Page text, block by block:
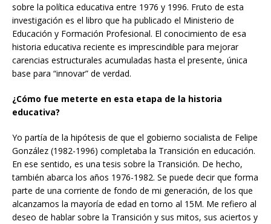
sobre la política educativa entre 1976 y 1996. Fruto de esta
investigación es el libro que ha publicado el Ministerio de
Educación y Formación Profesional. El conocimiento de esa
historia educativa reciente es imprescindible para mejorar
carencias estructurales acumuladas hasta el presente, única
base para “innovar” de verdad.
¿Cómo fue meterte en esta etapa de la historia
educativa?
Yo partía de la hipótesis de que el gobierno socialista de Felipe
González (1982-1996) completaba la Transición en educación.
En ese sentido, es una tesis sobre la Transición. De hecho,
también abarca los años 1976-1982. Se puede decir que forma
parte de una corriente de fondo de mi generación, de los que
alcanzamos la mayoría de edad en torno al 15M. Me refiero al
deseo de hablar sobre la Transición y sus mitos, sus aciertos y